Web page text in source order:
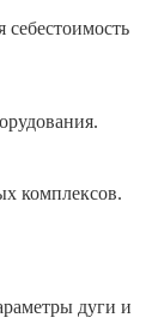
комплексов.
дуги и